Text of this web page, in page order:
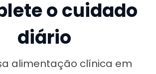
o cuidado
diário
alimentação clínica em